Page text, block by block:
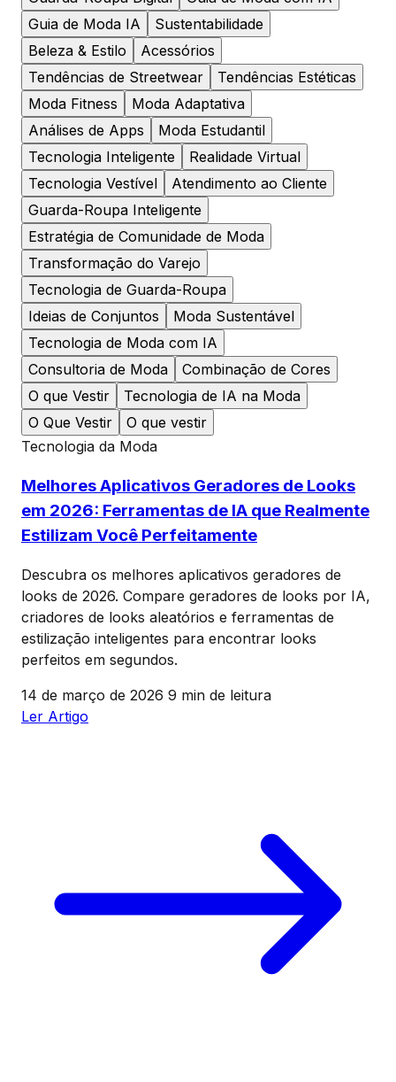
Guia de Moda IA
Sustentabilidade
Beleza & Estilo
Acessórios
Tendências de Streetwear
Tendências Estéticas
Moda Fitness
Moda Adaptativa
Análises de Apps
Moda Estudantil
Tecnologia Inteligente
Realidade Virtual
Tecnologia Vestível
Atendimento ao Cliente
Guarda-Roupa Inteligente
Estratégia de Comunidade de Moda
Transformação do Varejo
Tecnologia de Guarda-Roupa
Ideias de Conjuntos
Moda Sustentável
Tecnologia de Moda com IA
Consultoria de Moda
Combinação de Cores
O que Vestir
Tecnologia de IA na Moda
O Que Vestir
O que vestir
Tecnologia da Moda
Melhores Aplicativos Geradores de Looks
em 2026: Ferramentas de IA que Realmente
Estilizam Você Perfeitamente
Descubra os melhores aplicativos geradores de
looks de 2026. Compare geradores de looks por IA,
criadores de looks aleatórios e ferramentas de
estilização inteligentes para encontrar looks
perfeitos em segundos.
14 de março de 2026 9 min de leitura
Ler Artigo